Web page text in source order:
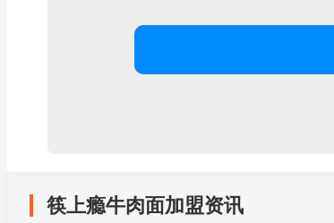
筷上瘾牛肉面加盟资讯